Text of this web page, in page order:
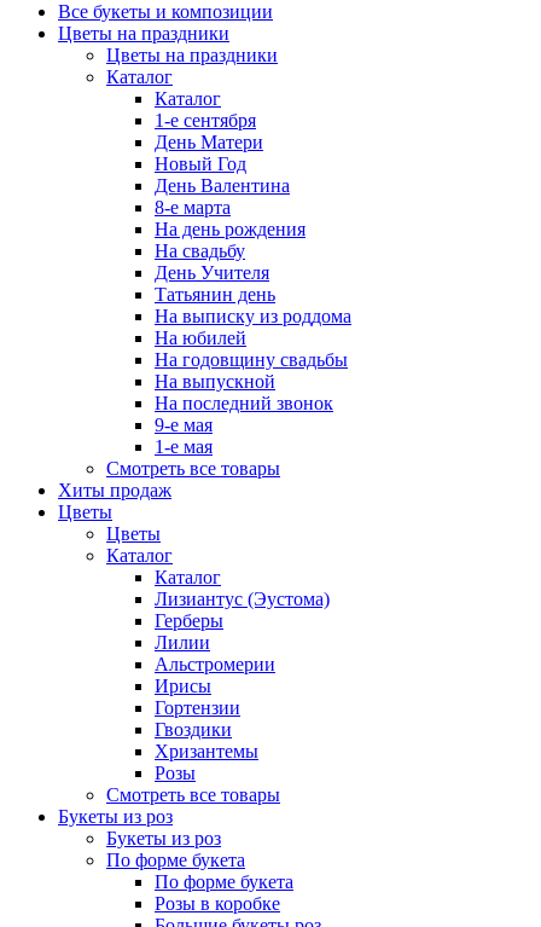
Все букеты и композиции
Цветы на праздники
Цветы на праздники
Каталог
Каталог
1-е сентября
День Матери
Новый Год
День Валентина
8-е марта
На день рождения
На свадьбу
День Учителя
Татьянин день
На выписку из роддома
На юбилей
На годовщину свадьбы
На выпускной
На последний звонок
9-е мая
1-е мая
Смотреть все товары
Хиты продаж
Цветы
Цветы
Каталог
Каталог
Лизиантус (Эустома)
Герберы
Лилии
Альстромерии
Ирисы
Гортензии
Гвоздики
Хризантемы
Розы
Смотреть все товары
Букеты из роз
Букеты из роз
По форме букета
По форме букета
Розы в коробке